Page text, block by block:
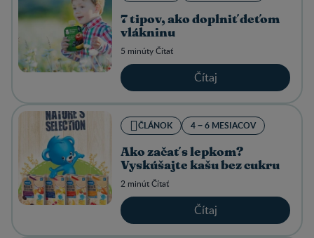
7 tipov, ako doplniť deťom
vlákninu
5 minúty Čítať
Čítaj
ČLÁNOK 4 − 6 MESIACOV
Ako začať s lepkom?
Vyskúšajte kašu bez cukru
2 minút Čítať
Čítaj